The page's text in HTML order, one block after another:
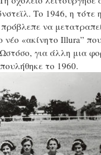
Το 1946, η τότε
να
νέο «ακίνητο Illura”
για άλλη μια
το 1960.